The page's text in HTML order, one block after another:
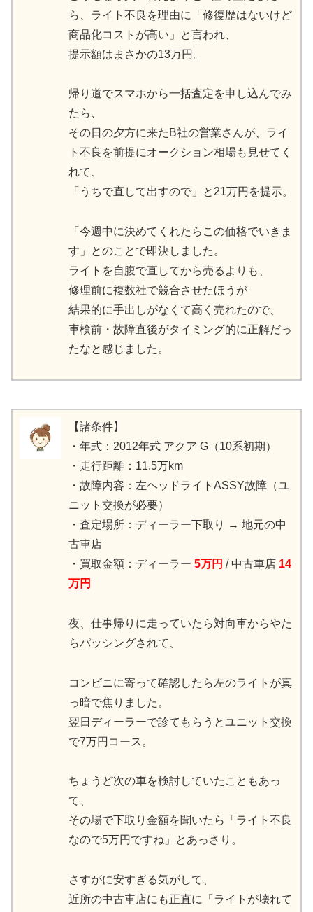
ら、ライト不良を理由に「修復歴はないけど
商品化コストが高い」と言われ、
提示額はまさかの13万円。
帰り道でスマホから一括査定を申し込んでみ
たら、
その日の夕方に来たB社の営業さんが、ライ
ト不良を前提にオークション相場も見せてく
れて、
「うちで直して出すので」と21万円を提示。
「今週中に決めてくれたらこの価格でいきま
す」とのことで即決しました。
ライトを自腹で直してから売るよりも、
修理前に複数社で競合させたほうが
結果的に手出しがなくて高く売れたので、
車検前・故障直後がタイミング的に正解だっ
たなと感じました。
【諸条件】
・年式：2012年式 アクア G（10系初期）
・走行距離：11.5万km
・故障内容：左ヘッドライトASSY故障（ユ
ニット交換が必要）
・査定場所：ディーラー下取り → 地元の中
古車店
・買取金額：ディーラー 5万円 / 中古車店 14
万円
夜、仕事帰りに走っていたら対向車からやた
らパッシングされて、
コンビニに寄って確認したら左のライトが真
っ暗で焦りました。
翌日ディーラーで診てもらうとユニット交換
で7万円コース。
ちょうど次の車を検討していたこともあっ
て、
その場で下取り金額を聞いたら「ライト不良
なので5万円ですね」とあっさり。
さすがに安すぎる気がして、
近所の中古車店にも正直に「ライトが壊れて